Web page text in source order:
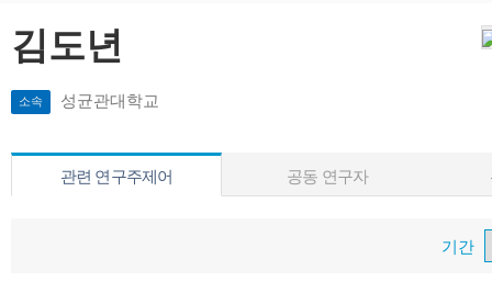
김도년
소속 성균관대학교
관련 연구주제어 공동 연구자
기간